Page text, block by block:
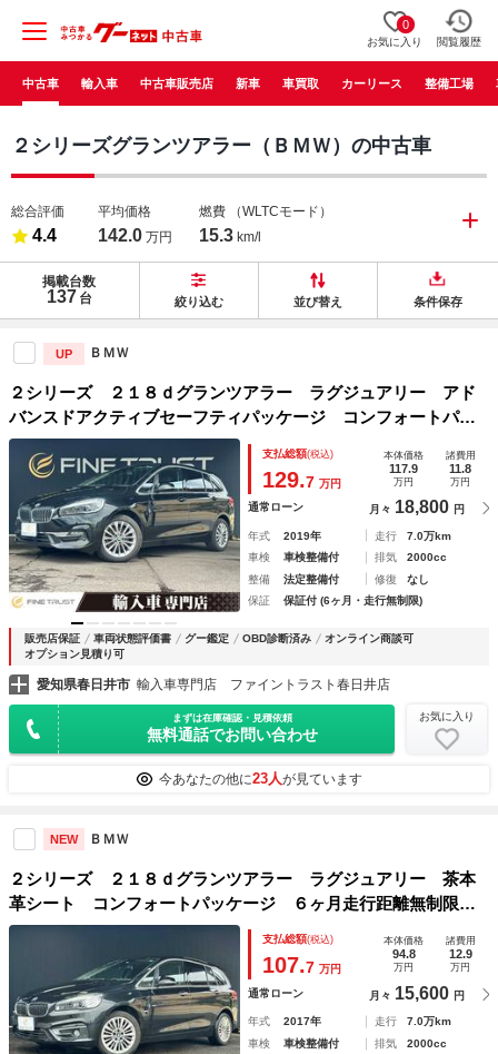
0
お気に入り 閲覧履歴
中古車 輸入車 中古車販売店 新車 車買取 カーリース 整備工場
２シリーズグランツアラー（ＢＭＷ）の中古車
総合評価
4.4
平均価格
142.0 万円
燃費 （WLTCモード）
15.3 km/l
掲載台数
137 台 絞り込む 並び替え 条件保存
UP ＢＭＷ
２シリーズ ２１８ｄグランツアラー ラグジュアリー アド
バンスドアクティブセーフティパッケージ コンフォートパッ
ケージ 後期型 ６ヶ月走行距離無制限保証付 黒本革シー
ト 禁煙車 アダプティブクルーズコントロール ＨＵＤ パ
ワーバックドア 純正ＨＤＤナビ
支払総額(税込)
129.7 万円
本体価格
117.9
万円
諸費用
11.8
万円
通常ローン 月々 18,800 円
年式 2019年 走行
7.0万km
車検
車検整備付 排気
2000cc
整備
法定整備付 修復
なし
保証
保証付 (6ヶ月・走行無制限)
販売店保証 車両状態評価書 グー鑑定 OBD診断済み
オンライン商談可
オプション見積り可
愛知県春日井市 輸入車専門店 ファイントラスト春日井店
まずは在庫確認・見積依頼
無料通話でお問い合わせ
お気に入り
今あなたの他に23人が見ています
NEW ＢＭＷ
２シリーズ ２１８ｄグランツアラー ラグジュアリー 茶本
革シート コンフォートパッケージ ６ヶ月走行距離無制限保
証付 純正ＨＤＤナビ シートヒーター付パワーシート 禁煙
車 コンフォートアクセス パワーバックドア ＬＥＤヘッド
ライト ＥＴＣ バックカメラ
支払総額(税込)
107.7 万円
本体価格
94.8
万円
諸費用
12.9
万円
通常ローン 月々 15,600 円
年式 2017年 走行
7.0万km
車検
車検整備付 排気
2000cc